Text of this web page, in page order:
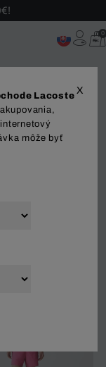
0
X
Lacoste
môže byť